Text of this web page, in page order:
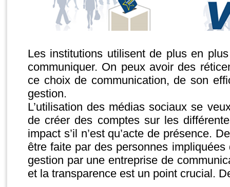
Les institutions utilisent de plus en
communiquer. On peux avoir des
ce choix de communication, de son
gestion.
L’utilisation des médias sociaux se
de créer des comptes sur les
impact s’il n’est qu’acte de présence.
être faite par des personnes impliquées
gestion par une entreprise de
et la transparence est un point crucial.